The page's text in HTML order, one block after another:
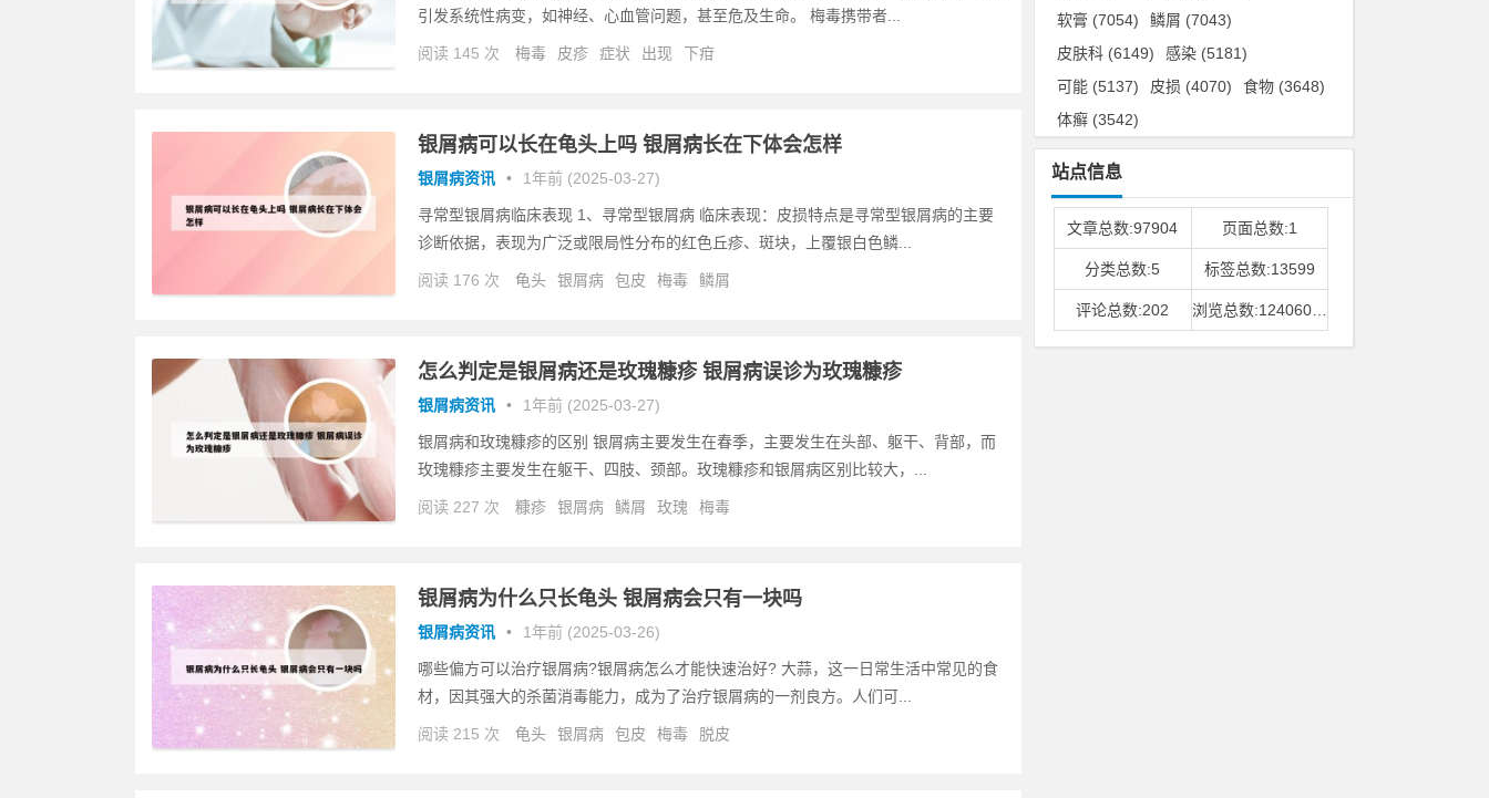
引发系统性病变，如神经、心血管问题，甚至危及生命。 梅毒携带者...
阅读 145 次 梅毒 皮疹 症状 出现 下疳
银屑病可以长在龟头上吗 银屑病长在下体会怎样
银屑病资讯 • 1年前 (2025-03-27)
寻常型银屑病临床表现 1、寻常型银屑病 临床表现：皮损特点是寻常型银屑病的主要
诊断依据，表现为广泛或限局性分布的红色丘疹、斑块，上覆银白色鳞...
阅读 176 次 龟头 银屑病 包皮 梅毒 鳞屑
怎么判定是银屑病还是玫瑰糠疹 银屑病误诊为玫瑰糠疹
银屑病资讯 • 1年前 (2025-03-27)
银屑病和玫瑰糠疹的区别 银屑病主要发生在春季，主要发生在头部、躯干、背部，而
玫瑰糠疹主要发生在躯干、四肢、颈部。玫瑰糠疹和银屑病区别比较大，...
阅读 227 次 糠疹 银屑病 鳞屑 玫瑰 梅毒
银屑病为什么只长龟头 银屑病会只有一块吗
银屑病资讯 • 1年前 (2025-03-26)
哪些偏方可以治疗银屑病?银屑病怎么才能快速治好? 大蒜，这一日常生活中常见的食
材，因其强大的杀菌消毒能力，成为了治疗银屑病的一剂良方。人们可...
阅读 215 次 龟头 银屑病 包皮 梅毒 脱皮
软膏 (7054) 鳞屑 (7043)
皮肤科 (6149) 感染 (5181)
可能 (5137) 皮损 (4070) 食物 (3648)
体癣 (3542)
站点信息
文章总数:97904 页面总数:1
分类总数:5 标签总数:13599
评论总数:202 浏览总数:12406006